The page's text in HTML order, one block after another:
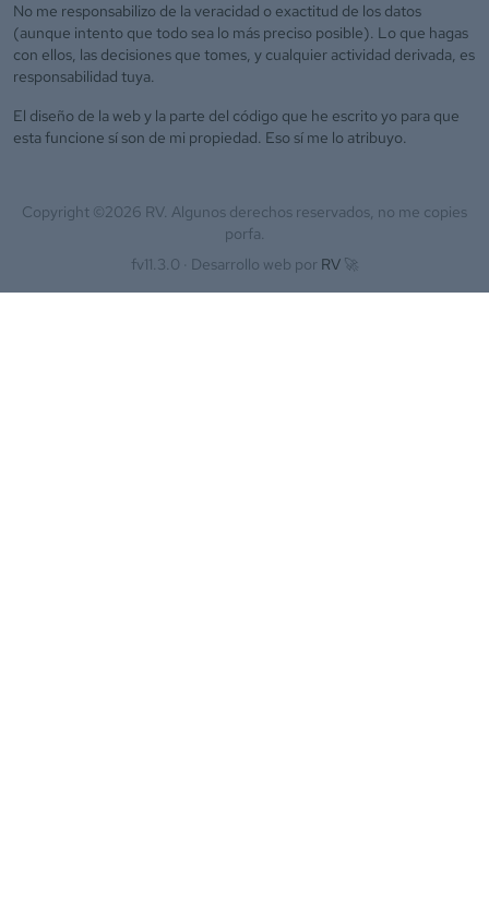
No me responsabilizo de la veracidad o exactitud de los datos
(aunque intento que todo sea lo más preciso posible). Lo que hagas
con ellos, las decisiones que tomes, y cualquier actividad derivada, es
responsabilidad tuya.
El diseño de la web y la parte del código que he escrito yo para que
esta funcione sí son de mi propiedad. Eso sí me lo atribuyo.
Copyright ©2026 RV. Algunos derechos reservados, no me copies
porfa.
fv11.3.0 · Desarrollo web por RV 🚀